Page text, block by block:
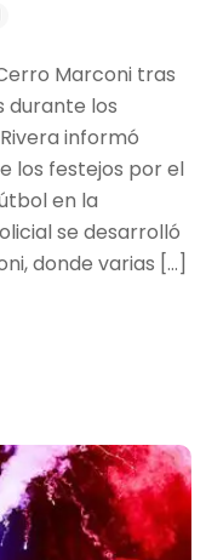
Marconi tras
durante los
informó
los festejos por el
en la
se desarrolló
donde varias […]